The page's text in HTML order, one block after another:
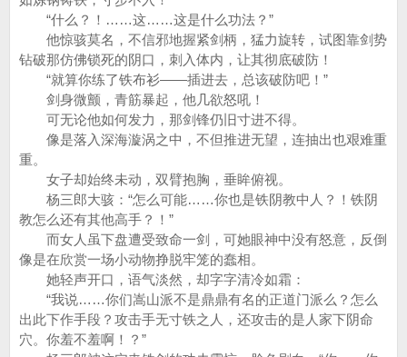
“什么？！……这……这是什么功法？”
他惊骇莫名，不信邪地握紧剑柄，猛力旋转，试图靠剑势
钻破那仿佛锁死的阴口，刺入体内，让其彻底破防！
“就算你练了铁布衫——插进去，总该破防吧！”
剑身微颤，青筋暴起，他几欲怒吼！
可无论他如何发力，那剑锋仍旧寸进不得。
像是落入深海漩涡之中，不但推进无望，连抽出也艰难重
重。
女子却始终未动，双臂抱胸，垂眸俯视。
杨三郎大骇：“怎么可能……你也是铁阴教中人？！铁阴
教怎么还有其他高手？！”
而女人虽下盘遭受致命一剑，可她眼神中没有怒意，反倒
像是在欣赏一场小动物挣脱牢笼的蠢相。
她轻声开口，语气淡然，却字字清冷如霜：
“我说……你们嵩山派不是鼎鼎有名的正道门派么？怎么
出此下作手段？攻击手无寸铁之人，还攻击的是人家下阴命
穴。你羞不羞啊！？”